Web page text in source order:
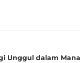
Unggul dalam